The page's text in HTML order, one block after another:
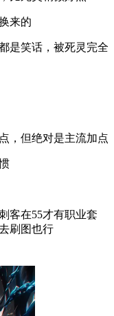
来的
是笑话，被死灵完全
，但绝对是主流加点
客在55才有职业套
刷图也行